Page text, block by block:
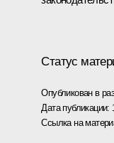
Статус
Опубликован в
Дата публикации:
Ссылка на